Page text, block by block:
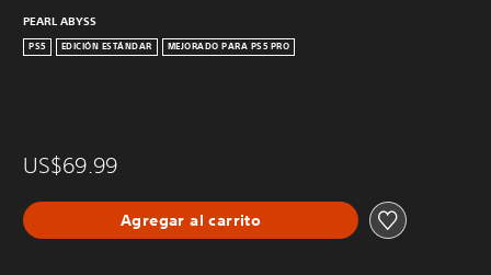
PEARL ABYSS
PS5 EDICIÓN ESTÁNDAR MEJORADO PARA PS5 PRO
US$69.99
Agregar al carrito